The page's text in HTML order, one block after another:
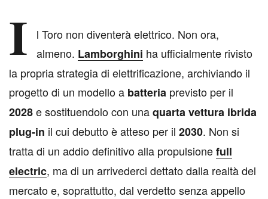
I
l Toro non diventerà elettrico. Non ora,
almeno. Lamborghini ha ufficialmente rivisto
la propria strategia di elettrificazione, archiviando il
progetto di un modello a batteria previsto per il
2028e sostituendolo con unaquarta vettura ibrida
plug‑in il cui debutto è atteso per il 2030. Non si
tratta di un addio definitivo alla propulsionefull
electric, ma di un arrivederci dettato dalla realtà del
mercato e, soprattutto, dal verdetto senza appello